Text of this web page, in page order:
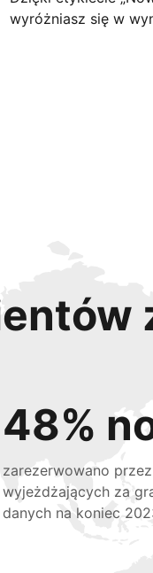
wyróżniasz się w
48%
zarezerwowano
wyjeżdżających za
danych na koniec